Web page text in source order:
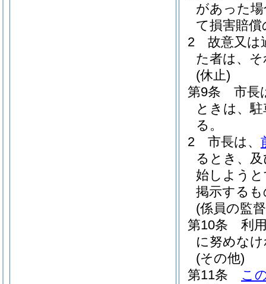
があった
て損害賠
2
故意又は
た者は、
(休止)
第9条
市長
ときは、
る。
2
市長は、
るとき、
始しよう
掲示する
(係員の監
第10条
利
に努めな
(その他)
第11条
こ